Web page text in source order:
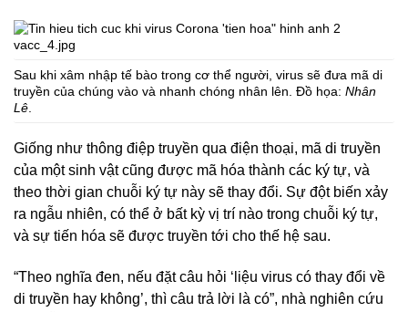
Sau khi xâm nhập tế bào trong cơ thể người, virus sẽ đưa mã di
truyền của chúng vào và nhanh chóng nhân lên. Đồ họa: Nhân
Lê.
Giống như thông điệp truyền qua điện thoại, mã di truyền
của một sinh vật cũng được mã hóa thành các ký tự, và
theo thời gian chuỗi ký tự này sẽ thay đổi. Sự đột biến xảy
ra ngẫu nhiên, có thể ở bất kỳ vị trí nào trong chuỗi ký tự,
và sự tiến hóa sẽ được truyền tới cho thế hệ sau.
“Theo nghĩa đen, nếu đặt câu hỏi ‘liệu virus có thay đổi về
di truyền hay không’, thì câu trả lời là có”, nhà nghiên cứu